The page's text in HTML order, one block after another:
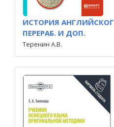
ИСТОРИЯ
ПЕРЕРАБ. И ДОП.
Теренин А.В.